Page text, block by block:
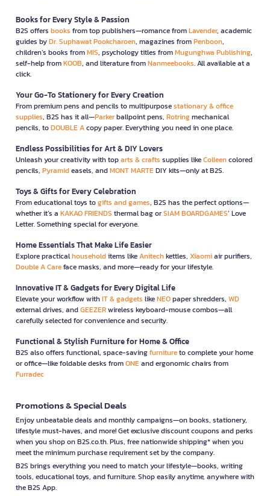
Books for Every Style & Passion
B2S offers books from top publishers—romance fromLavender, academic
guides byDr. Suphawat Pookcharoen, magazines fromPenboon,
children’s books fromMIS, psychology titles fromMugunghwa Publishing,
self-help fromKOOB, and literature fromNanmeebooks. All available at a
click.
Your Go-To Stationery for Every Creation
From premium pens and pencils to multipurposestationary & office
supplies, B2S has it all—Parkerballpoint pens, Rotringmechanical
pencils, toDOUBLE Acopy paper. Everything you need in one place.
Endless Possibilities for Art & DIY Lovers
Unleash your creativity with toparts & crafts supplies likeColleencolored
pencils, Pyramideasels, andMONT MARTEDIY kits—only at B2S.
Toys & Gifts for Every Celebration
From educational toys togifts and games, B2S has the perfect options—
whether it’s a KAKAO FRIENDS thermal bag orSIAM BOARDGAMES’ Love
Letter. Something special for everyone.
Home Essentials That Make Life Easier
Explore practicalhouseholditems likeAnitechkettles, Xiaomiair purifiers,
Double A Careface masks, and more—ready for your lifestyle.
Innovative IT & Gadgets for Every Digital Life
Elevate your workflow withIT & gadgets likeNEOpaper shredders, WD
external drives, andGEEZERwireless keyboard-mouse combos—all
carefully selected for convenience and security.
Functional & Stylish Furniture for Home & Office
B2S also offers functional, space-savingfurnitureto complete your home
or office—like foldable desks fromONEand ergonomic chairs from
Furradec
Promotions & Special Deals
Enjoy unbeatable deals and monthly campaigns—on books, stationery,
lifestyle must-haves, and more! Get exclusive discount coupons and perks
when you shop on B2S.co.th. Plus, free nationwide shipping* when you
meet the minimum purchase requirement set by the company.
B2S brings everything you need to match your lifestyle—books, writing
tools, educational toys, and furniture. Shop easily anytime, anywhere with
the B2S App.